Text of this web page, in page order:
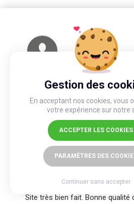
Gestion des
En acceptant nos cookies, vous
votre expérience sur notre
ACCEPTER LES COOKIES
PARAMÈTRES DES
Continuer sans accepter
ARNAUD B
De ducos, a commandé 3
21/01/2019
Très
Du début a la fin on est
Site très bien fait. Bonne qualité